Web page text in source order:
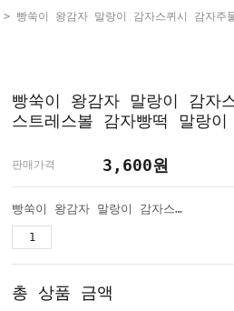
> 빵쑥이 왕감자 말랑이 감자스퀴시 감자주
빵쑥이 왕감자 말랑이 감자
스트레스볼 감자빵떡 말랑이
판매가격 3,600원
빵쑥이 왕감자 말랑이 감자스퀴시 감자주물럭 감자스트레스볼 감자빵떡 말랑이
총 상품 금액